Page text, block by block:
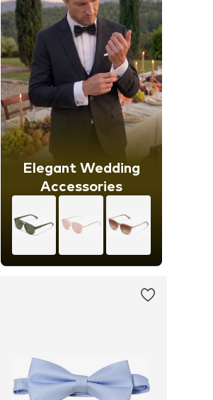
Elegant Wedding
Accessories